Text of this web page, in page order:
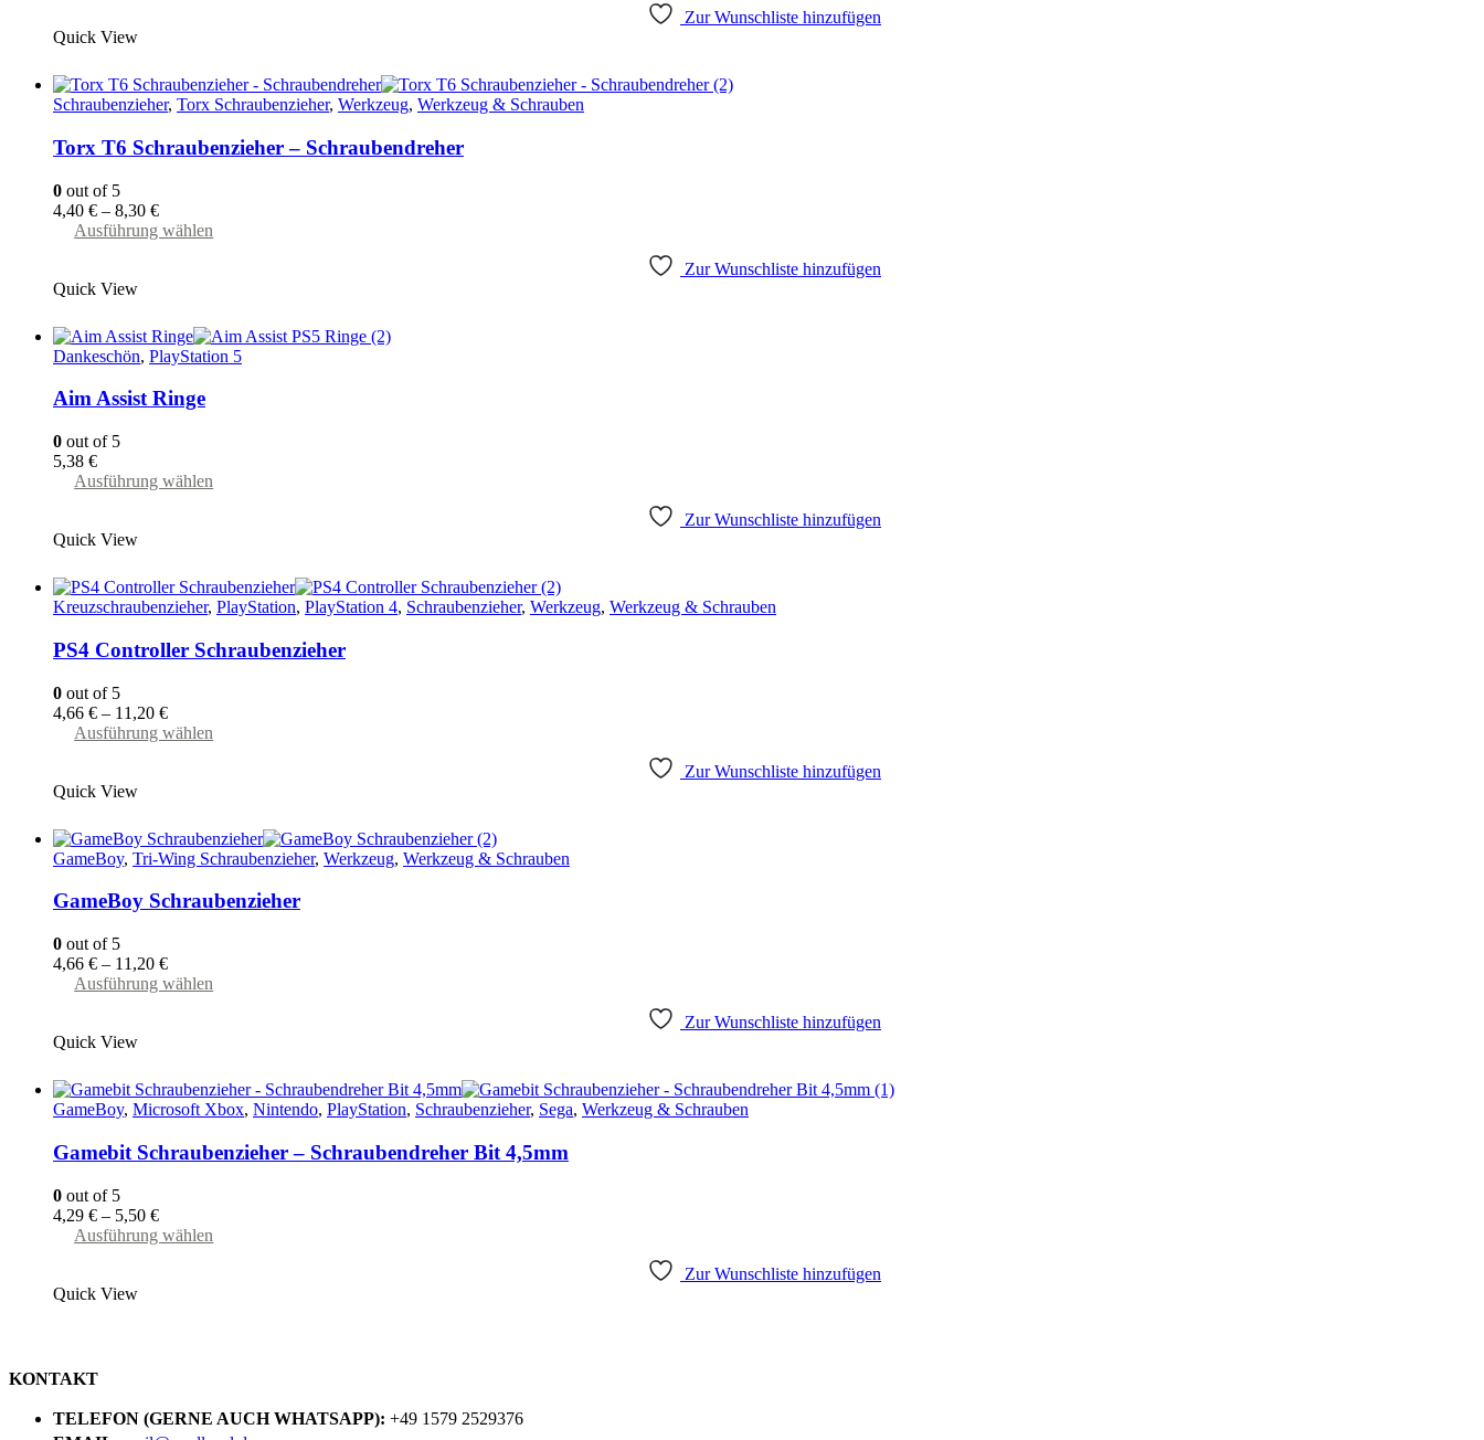
Zur Wunschliste hinzufügen
Quick View
Schraubenzieher, Torx Schraubenzieher, Werkzeug, Werkzeug & Schrauben
Torx T6 Schraubenzieher – Schraubendreher
0 out of 5
4,40 € – 8,30 €
Ausführung wählen
auf.
Die
Optionen
Zur Wunschliste hinzufügen
Quick View
Dankeschön, PlayStation 5
Aim Assist Ringe
0 out of 5
5,38 €
Ausführung wählen
Die
Optionen
können
auf
Zur Wunschliste hinzufügen
Quick View
Kreuzschraubenzieher, PlayStation, PlayStation 4, Schraubenzieher, Werkzeug, Werkzeug & Schrauben
PS4 Controller Schraubenzieher
0 out of 5
4,66 € – 11,20 €
Ausführung wählen
auf.
Die
Optionen
können
auf
Zur Wunschliste hinzufügen
Quick View
GameBoy, Tri-Wing Schraubenzieher, Werkzeug, Werkzeug & Schrauben
GameBoy Schraubenzieher
0 out of 5
4,66 € – 11,20 €
Ausführung wählen
Die
Optionen
können
auf
Zur Wunschliste hinzufügen
Quick View
GameBoy, Microsoft Xbox, Nintendo, PlayStation, Schraubenzieher, Sega, Werkzeug & Schrauben
Gamebit Schraubenzieher – Schraubendreher Bit 4,5mm
0 out of 5
4,29 € – 5,50 €
Ausführung wählen
auf
der
Zur Wunschliste hinzufügen
Quick View
KONTAKT
TELEFON (GERNE AUCH WHATSAPP): +49 1579 2529376